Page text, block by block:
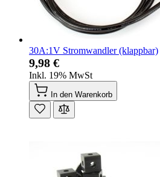
30A:1V Stromwandler (klappbar)
9,98 €
Inkl. 19% MwSt
In den Warenkorb